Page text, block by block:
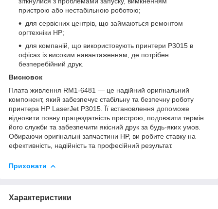
пристрою або нестабільною роботою;
для сервісних центрів, що займаються ремонтом
оргтехніки HP;
для компаній, що використовують принтери P3015 в
офісах із високим навантаженням, де потрібен
безперебійний друк.
Висновок
Плата живлення RM1-6481 — це надійний оригінальний
компонент, який забезпечує стабільну та безпечну роботу
принтера HP LaserJet P3015. Її встановлення допоможе
відновити повну працездатність пристрою, подовжити термін
його служби та забезпечити якісний друк за будь-яких умов.
Обираючи оригінальні запчастини HP, ви робите ставку на
ефективність, надійність та професійний результат.
Приховати
Характеристики